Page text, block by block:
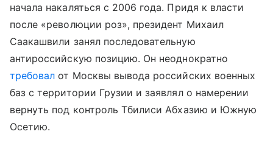
начала накаляться с 2006 года. Придя к власти
после «революции роз», президент Михаил
Саакашвили занял последовательную
антироссийскую позицию. Он неоднократно
требовал от Москвы вывода российских военных
баз с территории Грузии и заявлял о намерении
вернуть под контроль Тбилиси Абхазию и Южную
Осетию.